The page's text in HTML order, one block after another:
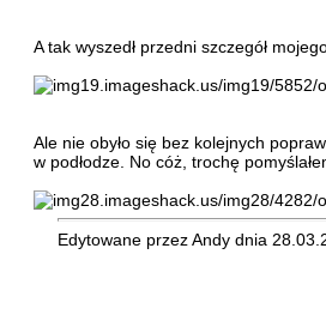
A tak wyszedł przedni szczegół
Ale nie obyło się bez kolejnych
w podłodze. No cóż, trochę
Edytowane przez Andy dnia